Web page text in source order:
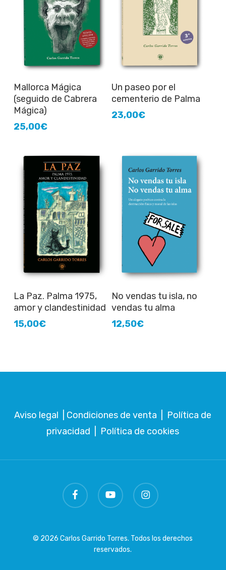
Añadir al carrito
Mallorca Mágica
(seguido de Cabrera
Mágica)
25,00€
Añadir al carrito
Un paseo por el
cementerio de Palma
23,00€
Añadir al carrito
La Paz. Palma 1975,
amor y clandestinidad
15,00€
Añadir al carrito
No vendas tu isla, no
vendas tu alma
12,50€
Aviso legal Condiciones de venta
Política de
privacidad
Política de cookies
facebook youtube instagram
© 2026 Carlos Garrido Torres. Todos los derechos
reservados.